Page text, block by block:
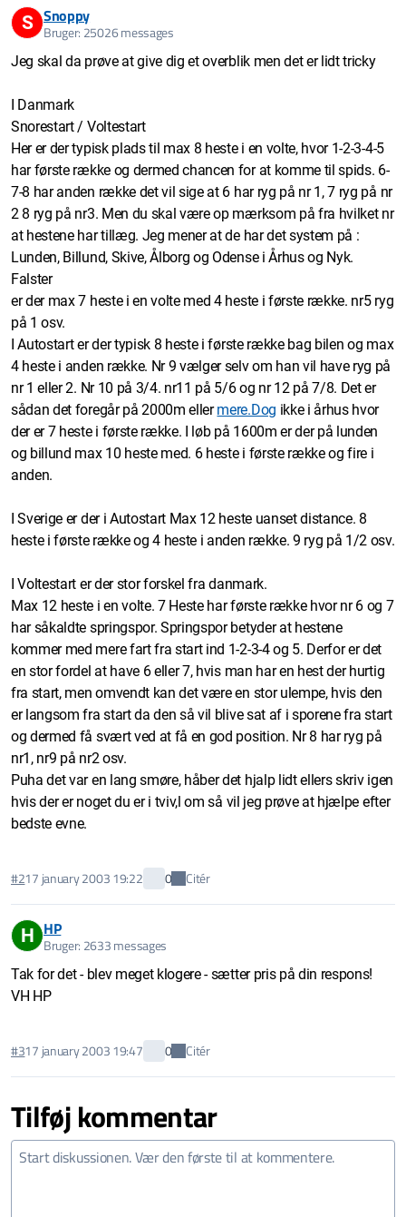
S Snoppy
Bruger: 25026 messages
Jeg skal da prøve at give dig et overblik men det er lidt tricky
I Danmark
Snorestart / Voltestart
Her er der typisk plads til max 8 heste i en volte, hvor 1-2-3-4-5
har første række og dermed chancen for at komme til spids. 6-
7-8 har anden række det vil sige at 6 har ryg på nr 1, 7 ryg på nr
2 8 ryg på nr3. Men du skal være op mærksom på fra hvilket nr
at hestene har tillæg. Jeg mener at de har det system på :
Lunden, Billund, Skive, Ålborg og Odense i Århus og Nyk.
Falster
er der max 7 heste i en volte med 4 heste i første række. nr5 ryg
på 1 osv.
I Autostart er der typisk 8 heste i første række bag bilen og max
4 heste i anden række. Nr 9 vælger selv om han vil have ryg på
nr 1 eller 2. Nr 10 på 3/4. nr11 på 5/6 og nr 12 på 7/8. Det er
sådan det foregår på 2000m ellermere.Dog ikke i århus hvor
der er 7 heste i første række. I løb på 1600m er der på lunden
og billund max 10 heste med. 6 heste i første række og fire i
anden.
I Sverige er der i Autostart Max 12 heste uanset distance. 8
heste i første række og 4 heste i anden række. 9 ryg på 1/2 osv.
I Voltestart er der stor forskel fra danmark.
Max 12 heste i en volte. 7 Heste har første række hvor nr 6 og 7
har såkaldte springspor. Springspor betyder at hestene
kommer med mere fart fra start ind 1-2-3-4 og 5. Derfor er det
en stor fordel at have 6 eller 7, hvis man har en hest der hurtig
fra start, men omvendt kan det være en stor ulempe, hvis den
er langsom fra start da den så vil blive sat af i sporene fra start
og dermed få svært ved at få en god position. Nr 8 har ryg på
nr1, nr9 på nr2 osv.
Puha det var en lang smøre, håber det hjalp lidt ellers skriv igen
hvis der er noget du er i tviv,l om så vil jeg prøve at hjælpe efter
bedste evne.
#217 january 2003 19:22 0 Citér
H HP
Bruger: 2633 messages
Tak for det - blev meget klogere - sætter pris på din respons!
VH HP
#317 january 2003 19:47 0 Citér
Tilføj kommentar